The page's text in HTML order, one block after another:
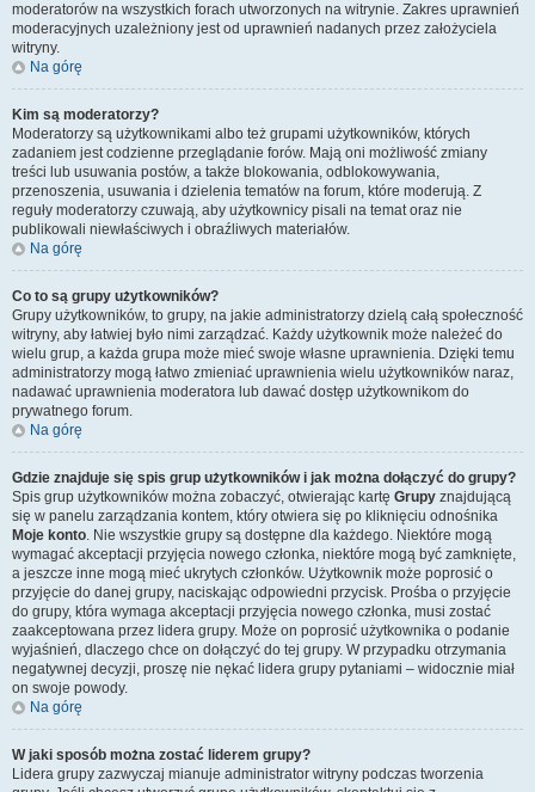
moderatorów na wszystkich forach utworzonych na witrynie. Zakres uprawnień
moderacyjnych uzależniony jest od uprawnień nadanych przez założyciela
witryny.
Na górę
Kim są moderatorzy?
Moderatorzy są użytkownikami albo też grupami użytkowników, których
zadaniem jest codzienne przeglądanie forów. Mają oni możliwość zmiany
treści lub usuwania postów, a także blokowania, odblokowywania,
przenoszenia, usuwania i dzielenia tematów na forum, które moderują. Z
reguły moderatorzy czuwają, aby użytkownicy pisali na temat oraz nie
publikowali niewłaściwych i obraźliwych materiałów.
Na górę
Co to są grupy użytkowników?
Grupy użytkowników, to grupy, na jakie administratorzy dzielą całą społeczność
witryny, aby łatwiej było nimi zarządzać. Każdy użytkownik może należeć do
wielu grup, a każda grupa może mieć swoje własne uprawnienia. Dzięki temu
administratorzy mogą łatwo zmieniać uprawnienia wielu użytkowników naraz,
nadawać uprawnienia moderatora lub dawać dostęp użytkownikom do
prywatnego forum.
Na górę
Gdzie znajduje się spis grup użytkowników i jak można dołączyć do grupy?
Spis grup użytkowników można zobaczyć, otwierając kartę Grupy znajdującą
się w panelu zarządzania kontem, który otwiera się po kliknięciu odnośnika
Moje konto. Nie wszystkie grupy są dostępne dla każdego. Niektóre mogą
wymagać akceptacji przyjęcia nowego członka, niektóre mogą być zamknięte,
a jeszcze inne mogą mieć ukrytych członków. Użytkownik może poprosić o
przyjęcie do danej grupy, naciskając odpowiedni przycisk. Prośba o przyjęcie
do grupy, która wymaga akceptacji przyjęcia nowego członka, musi zostać
zaakceptowana przez lidera grupy. Może on poprosić użytkownika o podanie
wyjaśnień, dlaczego chce on dołączyć do tej grupy. W przypadku otrzymania
negatywnej decyzji, proszę nie nękać lidera grupy pytaniami – widocznie miał
on swoje powody.
Na górę
W jaki sposób można zostać liderem grupy?
Lidera grupy zazwyczaj mianuje administrator witryny podczas tworzenia